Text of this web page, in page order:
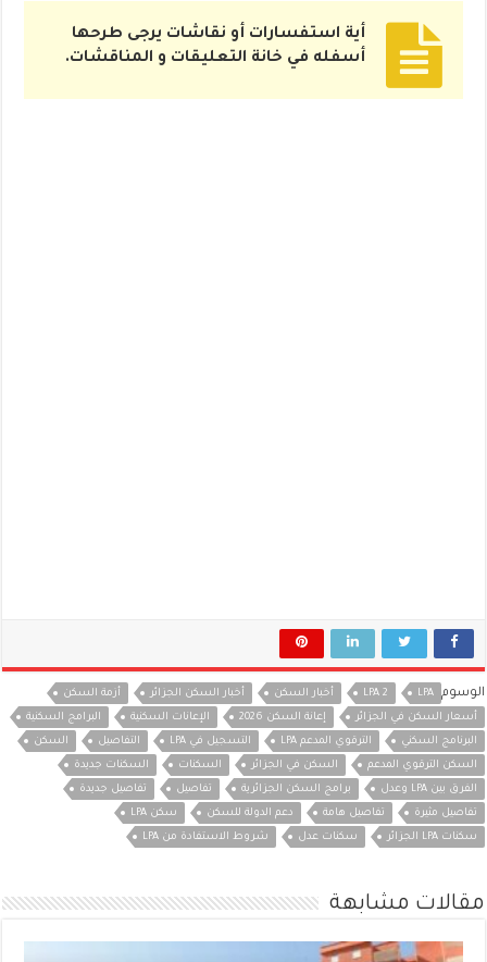
أية استفسارات أو نقاشات يرجى طرحها
أسفله في خانة التعليقات و المناقشات.
الوسوم LPA
LPA 2 أخبار السكن أخبار السكن الجزائر
أزمة السكن
أسعار السكن في الجزائر
إعانة السكن 2026 الإعانات السكنية
البرامج السكنية
البرنامج السكني
الترقوي المدعم LPA التسجيل في LPA التفاصيل
السكن
السكن الترقوي المدعم
السكن في الجزائر السكنات
السكنات جديدة
الفرق بين LPA وعدل
برامج السكن الجزائرية تفاصيل
تفاصيل جديدة
تفاصيل مثيرة
تفاصيل هامة دعم الدولة للسكن
سكن LPA
سكنات LPA الجزائر
سكنات عدل شروط الاستفادة من LPA
مقالات مشابهة